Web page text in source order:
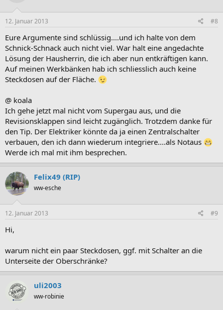
12. Januar 2013 #8
Eure Argumente sind schlüssig....und ich halte von dem
Schnick-Schnack auch nicht viel. War halt eine angedachte
Lösung der Hausherrin, die ich aber nun entkräftigen kann.
Auf meinen Werkbänken hab ich schliesslich auch keine
Steckdosen auf der Fläche.
@ koala
Ich gehe jetzt mal nicht vom Supergau aus, und die
Revisionsklappen sind leicht zugänglich. Trotzdem danke für
den Tip. Der Elektriker könnte da ja einen Zentralschalter
verbauen, den ich dann wiederum integriere....als Notaus
Werde ich mal mit ihm besprechen.
Felix49 (RIP)
ww-esche
12. Januar 2013 #9
Hi,
warum nicht ein paar Steckdosen, ggf. mit Schalter an die
Unterseite der Oberschränke?
uli2003
ww-robinie